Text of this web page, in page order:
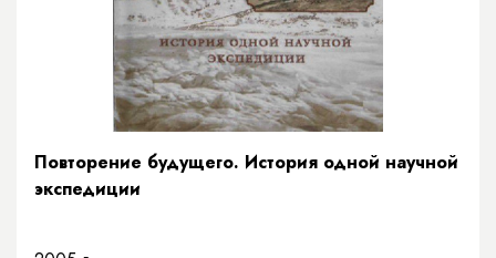
Повторение будущего. История одной научной
экспедиции